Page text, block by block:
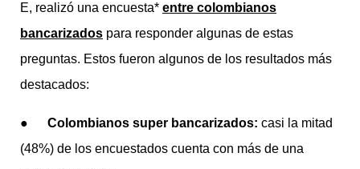
E, realizó una encuesta* entre colombianos
bancarizados para responder algunas de estas
preguntas. Estos fueron algunos de los resultados más
destacados:
● Colombianos super bancarizados: casi la mitad
(48%) de los encuestados cuenta con más de una